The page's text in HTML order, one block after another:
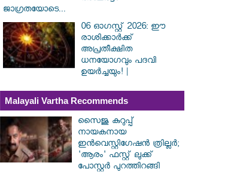
ജാഗ്രതയോടെ...
06 ഓഗസ്റ്റ് 2026: ഈ
രാശിക്കാർക്ക്
അപ്രതീക്ഷിത
ധനയോഗവും പദവി
ഉയർച്ചയും! |
Malayali Vartha Recommends
സൈജു കുറുപ്പ്
നായകനായ
ഇൻവെസ്റ്റിഗേഷൻ ത്രില്ലർ;
'ആരം' ഫസ്റ്റ് ലുക്ക്
പോസ്റ്റർ പുറത്തിറങ്ങി